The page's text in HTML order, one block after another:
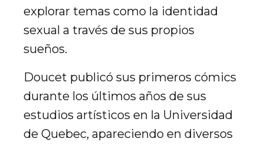
explorar temas como la identidad
sexual a través de sus propios
sueños.
Doucet publicó sus primeros cómics
durante los últimos años de sus
estudios artísticos en la Universidad
de Quebec, apareciendo en diversos